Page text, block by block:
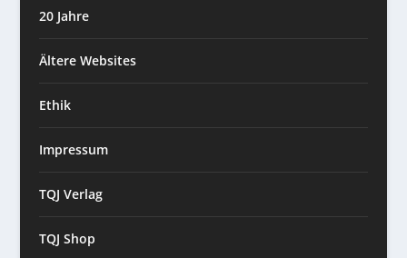
20 Jahre
Ältere Websites
Ethik
Impressum
TQJ Verlag
TQJ Shop